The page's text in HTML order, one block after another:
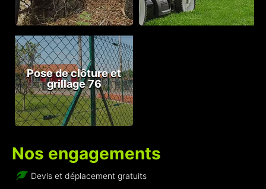
Pose de clôture et
grillage 76
Nos engagements
Devis et déplacement gratuits